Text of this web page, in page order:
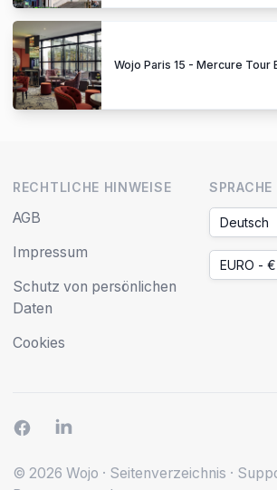
Wojo Paris 15 - Mercure Tour
RECHTLICHE HINWEISE
AGB
Impressum
Schutz von persönlichen
Daten
Cookies
Deutsch
EURO - €
© 2026 Wojo · Seitenverzeichnis ·